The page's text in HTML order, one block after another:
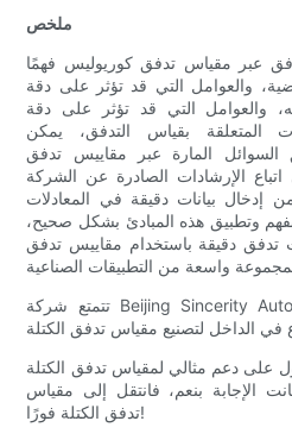
ملخص
عبر مقياس تدفق كوريوليس فهمًا
والعوامل التي قد تؤثر على دقة
والعوامل التي قد تؤثر على دقة
المتعلقة بقياس التدفق، يمكن
المارة عبر مقاييس تدفق
الإرشادات الصادرة عن الشركة
إدخال بيانات دقيقة في المعادلات
بفهم وتطبيق هذه المبادئ بشكل صحيح،
تدفق دقيقة باستخدام مقاييس تدفق
تتمتع شركة Beijing Sincerity Automatic Equipment Co., Ltd
على دعم مثالي لمقياس تدفق الكتلة
الإجابة بنعم، فانتقل إلى مقياس
تدفق الكتلة فورًا!